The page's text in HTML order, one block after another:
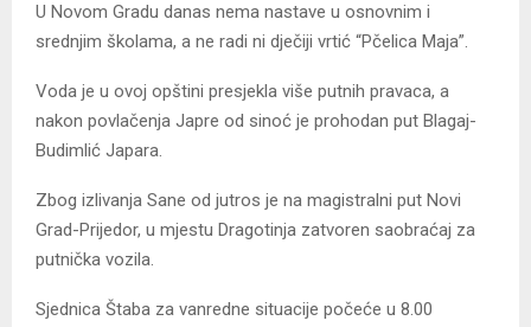
U Novom Gradu danas nema nastave u osnovnim i
srednjim školama, a ne radi ni dječiji vrtić “Pčelica Maja”.
Voda je u ovoj opštini presjekla više putnih pravaca, a
nakon povlačenja Japre od sinoć je prohodan put Blagaj-
Budimlić Japara.
Zbog izlivanja Sane od jutros je na magistralni put Novi
Grad-Prijedor, u mjestu Dragotinja zatvoren saobraćaj za
putnička vozila.
Sjednica Štaba za vanredne situacije počeće u 8.00